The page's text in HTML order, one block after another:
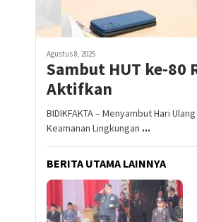
Agustus 8, 2025
Sambut HUT ke-80
Aktifkan
BIDIKFAKTA – Menyambut Hari
Keamanan Lingkungan ...
BERITA UTAMA LAINNYA